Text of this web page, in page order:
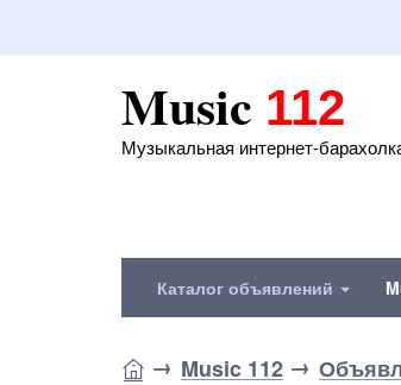
Music 112
Музыкальная интернет-
Каталог объявлений
Music 112